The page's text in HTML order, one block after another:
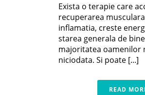
Exista o terapie care
recuperarea
inflamatia, creste
starea generala de
majoritatea oamenilor
niciodata. Si poate [...]
READ